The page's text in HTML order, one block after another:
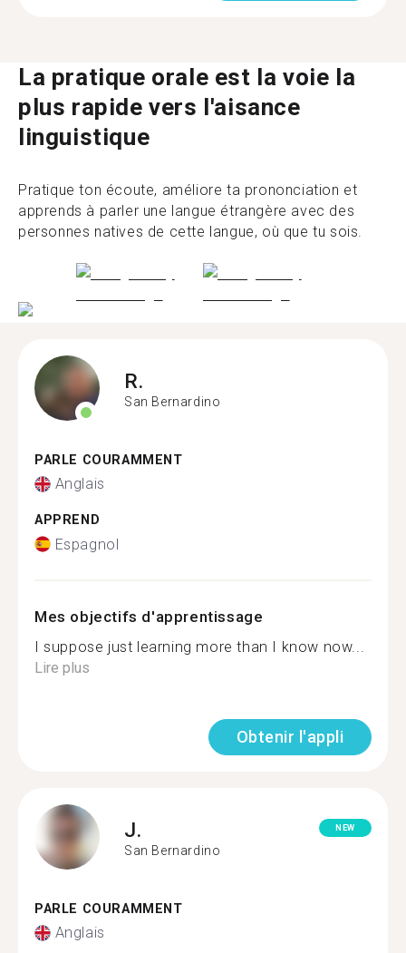
La pratique orale est la voie la
plus rapide vers l'aisance
linguistique
Pratique ton écoute, améliore ta prononciation et
apprends à parler une langue étrangère avec des
personnes natives de cette langue, où que tu sois.
R.
San Bernardino
PARLE COURAMMENT
Anglais
APPREND
Espagnol
Mes objectifs d'apprentissage
I suppose just learning more than I know now...
Lire plus
Obtenir l'appli
J.
San Bernardino
NEW
PARLE COURAMMENT
Anglais